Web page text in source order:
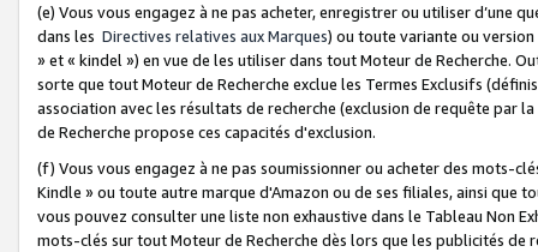
(e) Vous vous engagez à ne pas acheter, enregistrer ou utiliser d’une
dans les Directives relatives aux Marques) ou toute variante ou
» et « kindel ») en vue de les utiliser dans tout Moteur de Recherche.
sorte que tout Moteur de Recherche exclue les Termes Exclusifs
association avec les résultats de recherche (exclusion de requête
de Recherche propose ces capacités d'exclusion.
(f) Vous vous engagez à ne pas soumissionner ou acheter des mots-
Kindle » ou toute autre marque d'Amazon ou de ses filiales, ainsi que
vous pouvez consulter une liste non exhaustive dans le Tableau Non
mots-clés sur tout Moteur de Recherche dès lors que les publicités de